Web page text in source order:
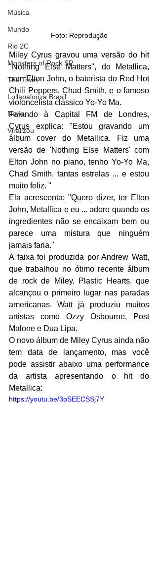
Música
Mundo
Rio 2C
Monsters of Rock SP
The Town
Lollapalooza Brasil
News
Viralizou
Foto: Reprodução
Miley Cyrus gravou uma versão do hit
"Nothing Else Matters", do Metallica,
com Elton John, o baterista do Red Hot
Chili Peppers, Chad Smith, e o famoso
violoncelista clássico Yo-Yo Ma.
Falando à Capital FM de Londres,
Cyrus explica: "Estou gravando um
álbum cover do Metallica. Fiz uma
versão de 'Nothing Else Matters' com
Elton John no piano, tenho Yo-Yo Ma,
Chad Smith, tantas estrelas ... e estou
muito feliz. "
Ela acrescenta: "Quero dizer, ter Elton
John, Metallica e eu ... adoro quando os
ingredientes não se encaixam bem ou
parece uma mistura que ninguém
jamais faria."
A faixa foi produzida por Andrew Watt,
que trabalhou no ótimo recente álbum
de rock de Miley, Plastic Hearts, que
alcançou o primeiro lugar nas paradas
americanas. Watt já produziu muitos
artistas como Ozzy Osbourne, Post
Malone e Dua Lipa.
O novo álbum de Miley Cyrus ainda não
tem data de lançamento, mas você
pode assistir abaixo uma performance
da artista apresentando o hit do
Metallica:
https://youtu.be/3pSEECSSj7Y